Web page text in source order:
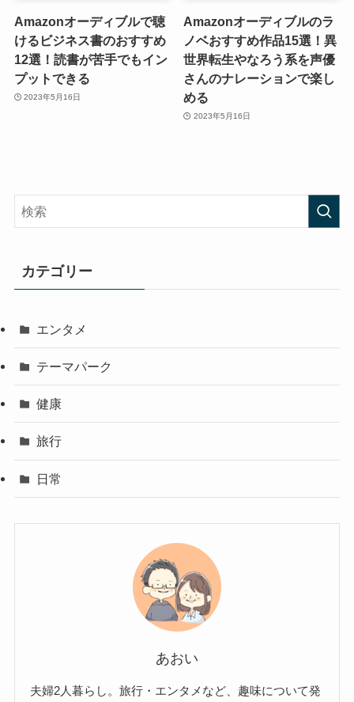
Amazonオーディブルで聴
けるビジネス書のおすすめ
12選！読書が苦手でもイン
プットできる
2023年5月16日
Amazonオーディブルのラ
ノベおすすめ作品15選！異
世界転生やなろう系を声優
さんのナレーションで楽し
める
2023年5月16日
カテゴリー
エンタメ
テーマパーク
健康
旅行
日常
あおい
夫婦2人暮らし。旅行・エンタメなど、趣味について発